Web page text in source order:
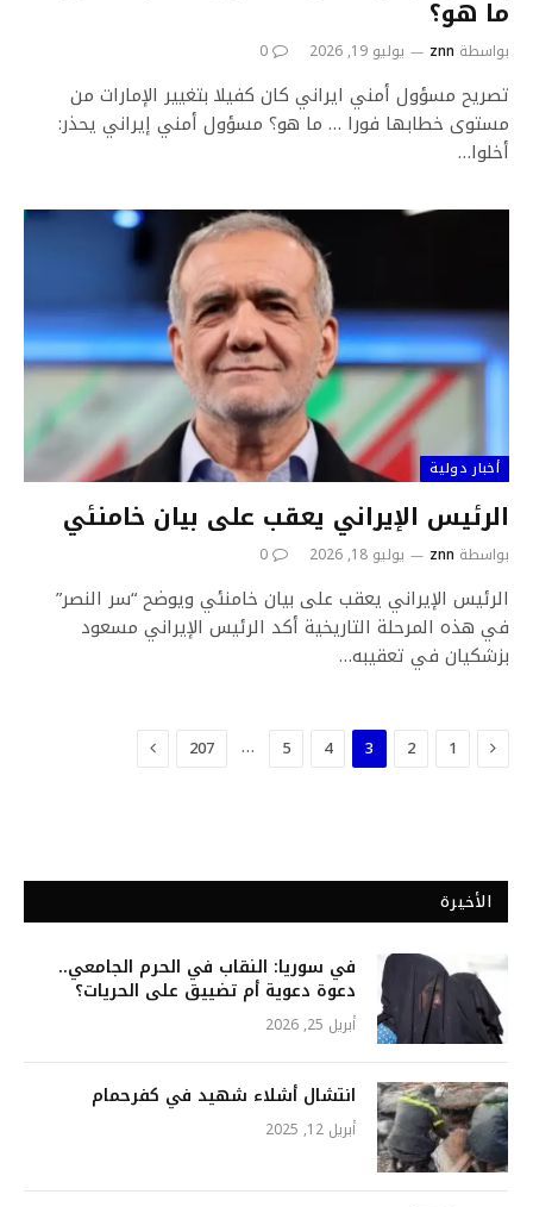
ما هو؟
بواسطة znn يوليو 19, 2026 0
تصريح مسؤول أمني ايراني كان كفيلا بتغيير الإمارات من
مستوى خطابها فورا … ما هو؟ مسؤول أمني إيراني يحذر:
أخلوا…
أخبار دولية
الرئيس الإيراني يعقب على بيان خامنئي
بواسطة znn يوليو 18, 2026 0
الرئيس الإيراني يعقب على بيان خامنئي ويوضح “سر النصر”
في هذه المرحلة التاريخية أكد الرئيس الإيراني مسعود
بزشكيان في تعقيبه…
السابق
1
2
3
4
5
…
207 التالي
الأخيرة
في سوريا: النقاب في الحرم الجامعي..
دعوة دعوية أم تضييق على الحريات؟
أبريل 25, 2026
انتشال أشلاء شهيد في كفرحمام
أبريل 12, 2025